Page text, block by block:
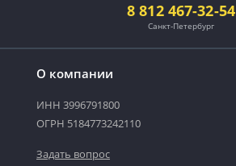
О компании
ИНН 3996791800
ОГРН 5184773242110
Задать вопрос
8 812 467-32-54
Санкт-Петербург